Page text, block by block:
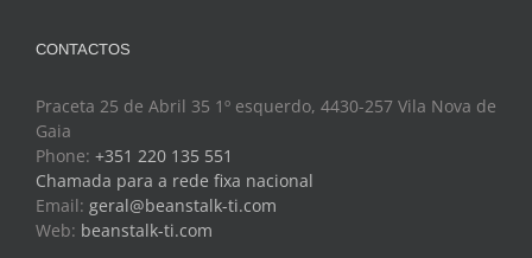
CONTACTOS
Praceta 25 de Abril 35 1º esquerdo, 4430-257 Vila Nova de
Gaia
Phone: +351 220 135 551
Chamada para a rede fixa nacional
Email: geral@beanstalk-ti.com
Web: beanstalk-ti.com